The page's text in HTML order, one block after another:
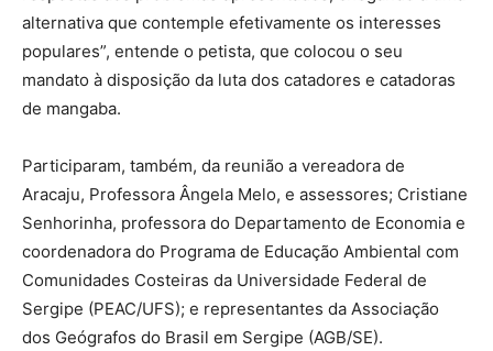
alternativa que contemple efetivamente os interesses
populares”, entende o petista, que colocou o seu
mandato à disposição da luta dos catadores e catadoras
de mangaba.
Participaram, também, da reunião a vereadora de
Aracaju, Professora Ângela Melo, e assessores; Cristiane
Senhorinha, professora do Departamento de Economia e
coordenadora do Programa de Educação Ambiental com
Comunidades Costeiras da Universidade Federal de
Sergipe (PEAC/UFS); e representantes da Associação
dos Geógrafos do Brasil em Sergipe (AGB/SE).